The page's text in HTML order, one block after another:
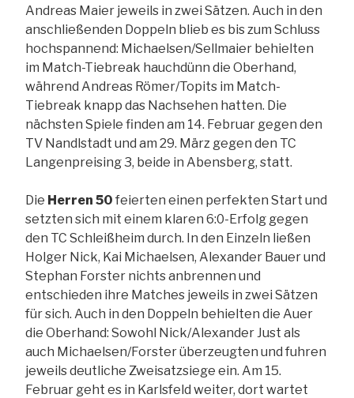
Andreas Maier jeweils in zwei Sätzen. Auch in den
anschließenden Doppeln blieb es bis zum Schluss
hochspannend: Michaelsen/Sellmaier behielten
im Match-Tiebreak hauchdünn die Oberhand,
während Andreas Römer/Topits im Match-
Tiebreak knapp das Nachsehen hatten. Die
nächsten Spiele finden am 14. Februar gegen den
TV Nandlstadt und am 29. März gegen den TC
Langenpreising 3, beide in Abensberg, statt.
Die Herren 50 feierten einen perfekten Start und
setzten sich mit einem klaren 6:0-Erfolg gegen
den TC Schleißheim durch. In den Einzeln ließen
Holger Nick, Kai Michaelsen, Alexander Bauer und
Stephan Forster nichts anbrennen und
entschieden ihre Matches jeweils in zwei Sätzen
für sich. Auch in den Doppeln behielten die Auer
die Oberhand: Sowohl Nick/Alexander Just als
auch Michaelsen/Forster überzeugten und fuhren
jeweils deutliche Zweisatzsiege ein. Am 15.
Februar geht es in Karlsfeld weiter, dort wartet